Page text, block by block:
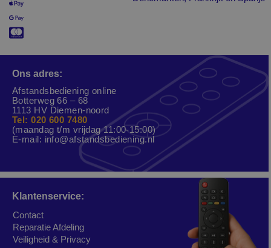
Ons adres:
Afstandsbediening online
Botterweg 66 – 68
1113 HV Diemen-noord
Tel: 020 600 7480
(maandag t/m vrijdag 11:00-15:00)
E-mail: info@afstandsbediening.nl
Klantenservice:
Contact
Reparatie Afdeling
Veiligheid & Privacy